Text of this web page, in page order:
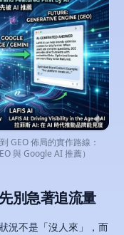
GEO 佈局的實作路線：
與 Google AI 推薦）
別急著追流量
況不是「沒人來」，而